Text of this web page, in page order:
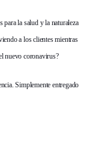
para la salud y la naturaleza
a los clientes mientras
nuevo coronavirus?
Simplemente entregado